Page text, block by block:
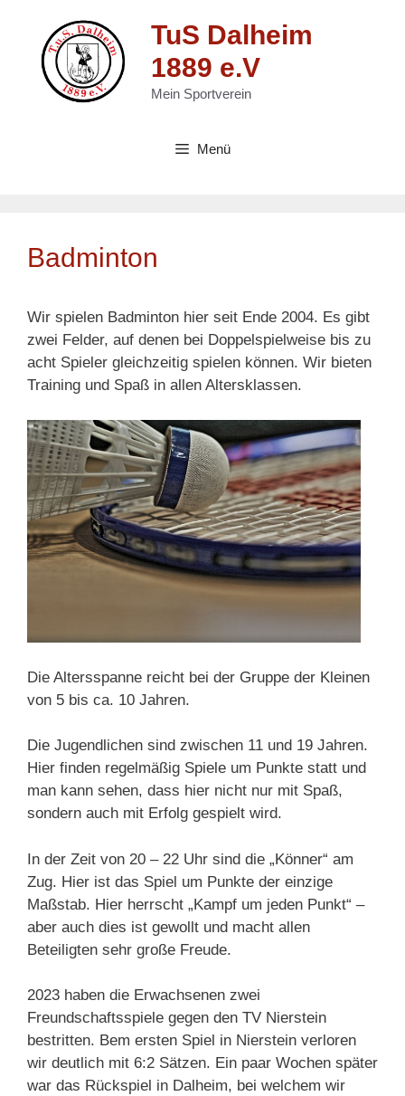
springen
TuS Dalheim
1889 e.V
Mein Sportverein
Menü
Badminton
Wir spielen Badminton hier seit Ende 2004. Es gibt
zwei Felder, auf denen bei Doppelspielweise bis zu
acht Spieler gleichzeitig spielen können. Wir bieten
Training und Spaß in allen Altersklassen.
Die Altersspanne reicht bei der Gruppe der Kleinen
von 5 bis ca. 10 Jahren.
Die Jugendlichen sind zwischen 11 und 19 Jahren.
Hier finden regelmäßig Spiele um Punkte statt und
man kann sehen, dass hier nicht nur mit Spaß,
sondern auch mit Erfolg gespielt wird.
In der Zeit von 20 – 22 Uhr sind die „Könner“ am
Zug. Hier ist das Spiel um Punkte der einzige
Maßstab. Hier herrscht „Kampf um jeden Punkt“ –
aber auch dies ist gewollt und macht allen
Beteiligten sehr große Freude.
2023 haben die Erwachsenen zwei
Freundschaftsspiele gegen den TV Nierstein
bestritten. Bem ersten Spiel in Nierstein verloren
wir deutlich mit 6:2 Sätzen. Ein paar Wochen später
war das Rückspiel in Dalheim, bei welchem wir